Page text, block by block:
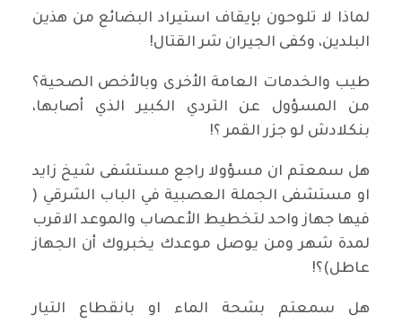
لماذا لا تلوحون بإيقاف استيراد البضائع من هذين
البلدين، وكفى الجيران شر القتال!
طيب والخدمات العامة الأخرى وبالأخص الصحية؟
من المسؤول عن التردي الكبير الذي أصابها،
بنكلادش لو جزر القمر ؟!
هل سمعتم ان مسؤولا راجع مستشفى شيخ زايد
او مستشفى الجملة العصبية في الباب الشرقي (
فيها جهاز واحد لتخطيط الأعصاب والموعد الاقرب
لمدة شهر ومن يوصل موعدك يخبروك أن الجهاز
عاطل)؟!
هل سمعتم بشحة الماء او بانقطاع التيار